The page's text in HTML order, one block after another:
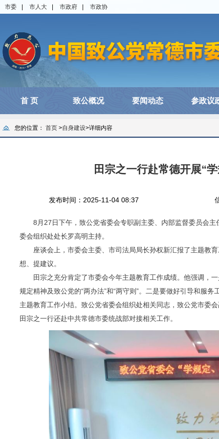
市委 市人大 市政府 市政协
首 页 致公概况 要闻动态 参政议
您的位置： 首页 >自身建设>详细内容
田宗之一行赴常德开展“
发布时间：2025-11-04 08:37
8月27日下午，致公党省委会专职副主委、内部监督委员会
委会组织处处长罗高明主持。
座谈会上，市委会主委、市司法局局长孙权新汇报了主题教
想、提建议。
田宗之充分肯定了市委会今年主题教育工作成绩。他强调，
规定精神及致公党的“两办法”和“两守则”。二是要做好引导和服
主题教育工作小结。致公党省委会组织处相关同志，致公党市委
田宗之一行还赴中共常德市委统战部对接相关工作。